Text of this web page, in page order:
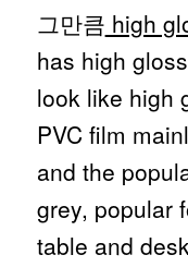
그만큼 high
has high
look like high
PVC film
and the
grey, popular
table and